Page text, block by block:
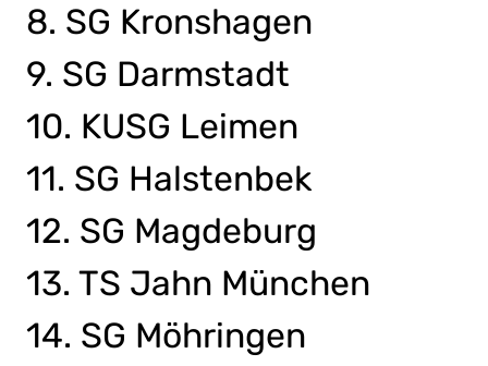
8. SG Kronshagen
9. SG Darmstadt
10. KUSG Leimen
11. SG Halstenbek
12. SG Magdeburg
13. TS Jahn München
14. SG Möhringen